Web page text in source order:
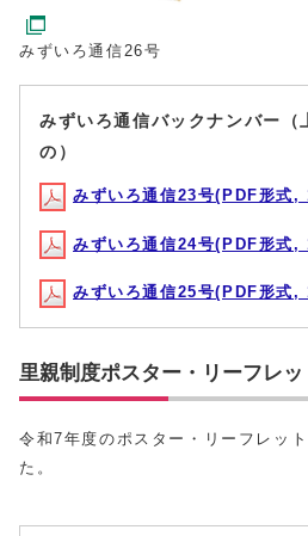
みずいろ通信26号
みずいろ通信バックナンバー（
の）
みずいろ通信23号(PDF形式,
みずいろ通信24号(PDF形式,
みずいろ通信25号(PDF形式,
里親制度ポスター・リーフレ
令和7年度のポスター・リーフレッ
た。